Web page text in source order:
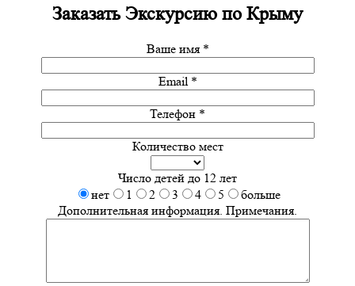
ЗаказатьЭкскурсию по Крыму
Ваше имя *
Email *
Телефон *
Количество мест
Число детей до 12 лет
нет
1 2 3 4 5
больше
Дополнительная информация. Примечания.